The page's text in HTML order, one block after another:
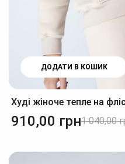
ДОДАТИ В КОШИК
Худі жіноче тепле на
910,00 грн1 040,00